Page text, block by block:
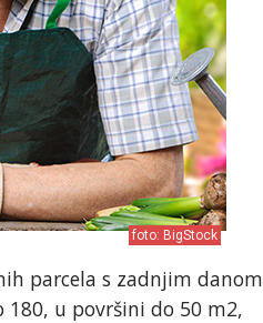
foto: BigStock
parcela s zadnjim danom
u površini do 50 m2,